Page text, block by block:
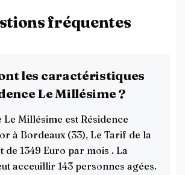
fréquentes
les caractéristiques
Le Millésime ?
Le Millésime est Résidence
à Bordeaux (33), Le Tarif de la
de 1349 Euro par mois . La
acceuillir 143 personnes agées.